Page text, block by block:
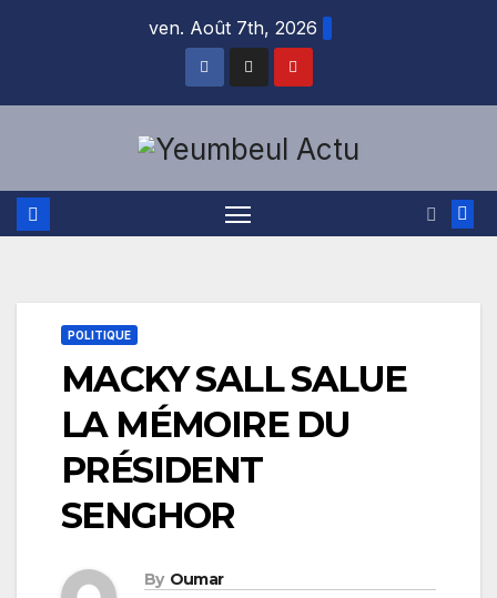
ven. Août 7th, 2026
POLITIQUE
MACKY SALL SALUE
LA MÉMOIRE DU
PRÉSIDENT
SENGHOR
By Oumar